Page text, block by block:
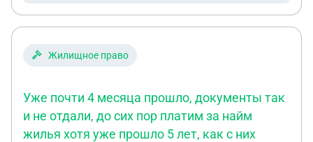
Жилищное право
Уже почти 4 месяца прошло, документы так
и не отдали, до сих пор платим за найм
жилья хотя уже прошло 5 лет, как с них